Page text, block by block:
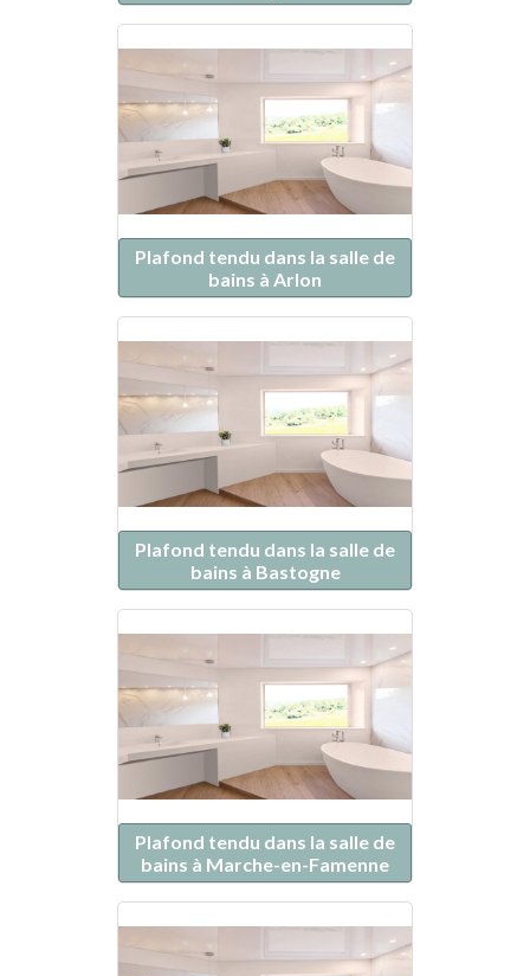
Plafond tendu dans la salle de
bains à Arlon
Plafond tendu dans la salle de
bains à Bastogne
Plafond tendu dans la salle de
bains à Marche-en-Famenne